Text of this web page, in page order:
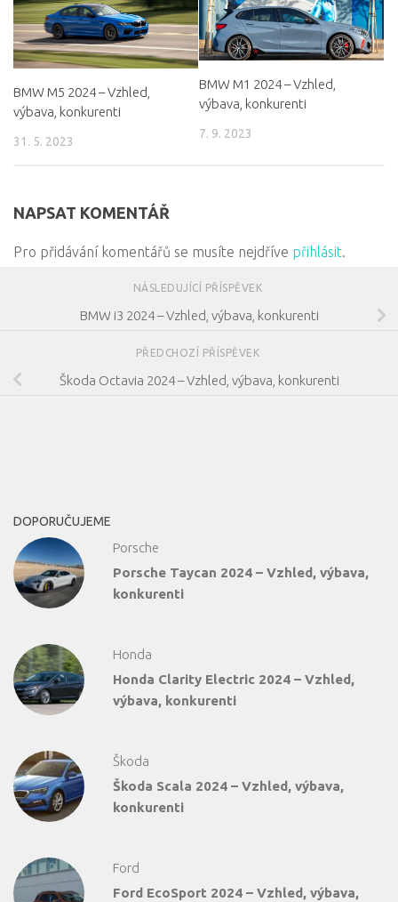
BMW M5 2024 – Vzhled,
výbava, konkurenti
31. 5. 2023
BMW M1 2024 – Vzhled,
výbava, konkurenti
7. 9. 2023
NAPSAT KOMENTÁŘ
Pro přidávání komentářů se musíte nejdříve přihlásit.
NÁSLEDUJÍCÍ PŘÍSPĚVEK
BMW i3 2024 – Vzhled, výbava, konkurenti
PŘEDCHOZÍ PŘÍSPĚVEK
Škoda Octavia 2024 – Vzhled, výbava, konkurenti
DOPORUČUJEME
Porsche
Porsche Taycan 2024 – Vzhled, výbava,
konkurenti
Honda
Honda Clarity Electric 2024 – Vzhled,
výbava, konkurenti
Škoda
Škoda Scala 2024 – Vzhled, výbava,
konkurenti
Ford
Ford EcoSport 2024 – Vzhled, výbava,